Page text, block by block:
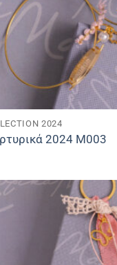
2024
2024 M003